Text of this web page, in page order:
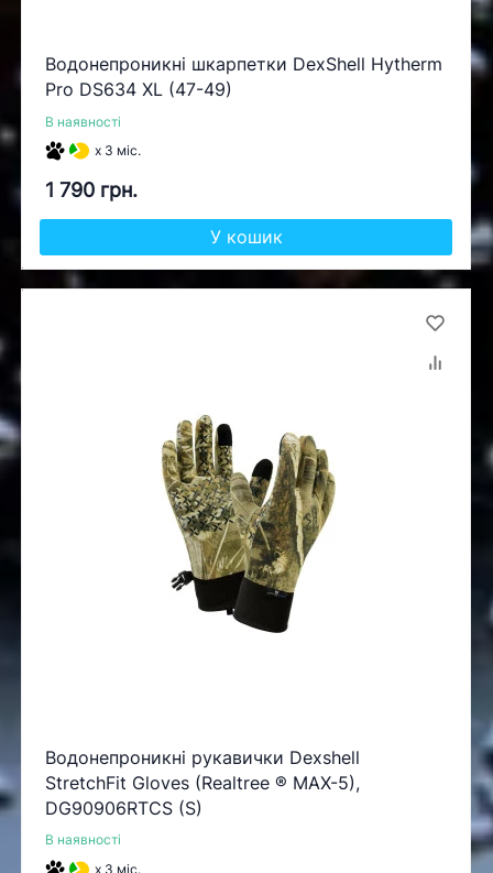
Водонепроникні шкарпетки DexShell Hytherm
Pro DS634 XL (47-49)
В наявності
x 3 міс.
1 790 грн.
У кошик
Водонепроникні рукавички Dexshell
StretchFit Gloves (Realtree ® MAX-5),
DG90906RTCS (S)
В наявності
x 3 міс.